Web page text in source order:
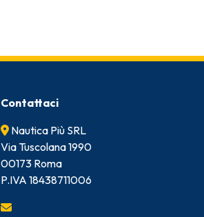
Contattaci
Nautica Più SRL
Via Tuscolana 1990
00173 Roma
P.IVA 18438711006